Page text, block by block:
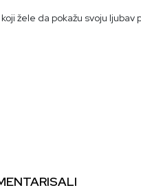
žele da pokažu svoju ljubav